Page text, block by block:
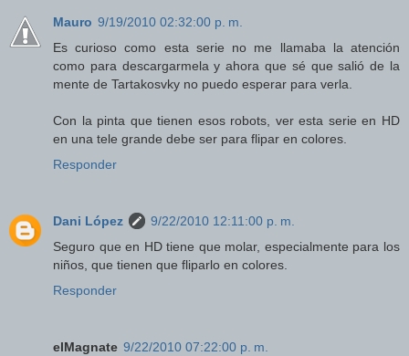
Mauro 9/19/2010 02:32:00 p. m.
Es curioso como esta serie no me llamaba la atención
como para descargarmela y ahora que sé que salió de la
mente de Tartakosvky no puedo esperar para verla.
Con la pinta que tienen esos robots, ver esta serie en HD
en una tele grande debe ser para flipar en colores.
Responder
Dani López
9/22/2010 12:11:00 p. m.
Seguro que en HD tiene que molar, especialmente para los
niños, que tienen que fliparlo en colores.
Responder
elMagnate 9/22/2010 07:22:00 p. m.